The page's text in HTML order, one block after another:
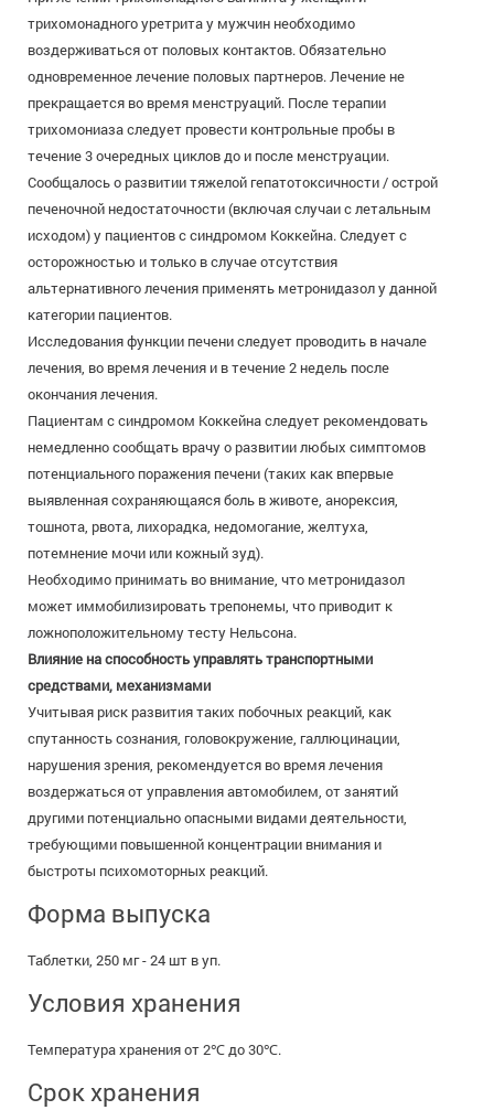
трихомонадного уретрита у мужчин необходимо
воздерживаться от половых контактов. Обязательно
одновременное лечение половых партнеров. Лечение не
прекращается во время менструаций. После терапии
трихомониаза следует провести контрольные пробы в
течение 3 очередных циклов до и после менструации.
Сообщалось о развитии тяжелой гепатотоксичности / острой
печеночной недостаточности (включая случаи с летальным
исходом) у пациентов с синдромом Коккейна. Следует с
осторожностью и только в случае отсутствия
альтернативного лечения применять метронидазол у данной
категории пациентов.
Исследования функции печени следует проводить в начале
лечения, во время лечения и в течение 2 недель после
окончания лечения.
Пациентам с синдромом Коккейна следует рекомендовать
немедленно сообщать врачу о развитии любых симптомов
потенциального поражения печени (таких как впервые
выявленная сохраняющаяся боль в животе, анорексия,
тошнота, рвота, лихорадка, недомогание, желтуха,
потемнение мочи или кожный зуд).
Необходимо принимать во внимание, что метронидазол
может иммобилизировать трепонемы, что приводит к
ложноположительному тесту Нельсона.
Влияние на способность управлять транспортными
средствами, механизмами
Учитывая риск развития таких побочных реакций, как
спутанность сознания, головокружение, галлюцинации,
нарушения зрения, рекомендуется во время лечения
воздержаться от управления автомобилем, от занятий
другими потенциально опасными видами деятельности,
требующими повышенной концентрации внимания и
быстроты психомоторных реакций.
Форма выпуска
Таблетки, 250 мг - 24 шт в уп.
Условия хранения
Температура хранения от 2℃ до 30℃.
Срок хранения